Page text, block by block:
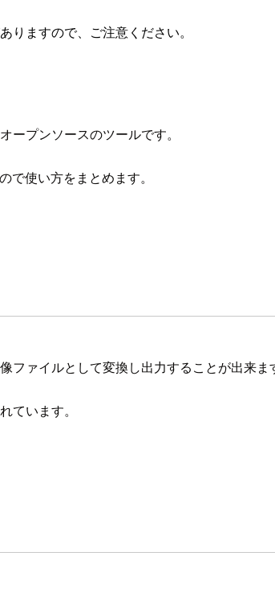
ますので、ご注意ください。
プンソースのツールです。
使い方をまとめます。
ファイルとして変換し出力することが出来ま
ています。